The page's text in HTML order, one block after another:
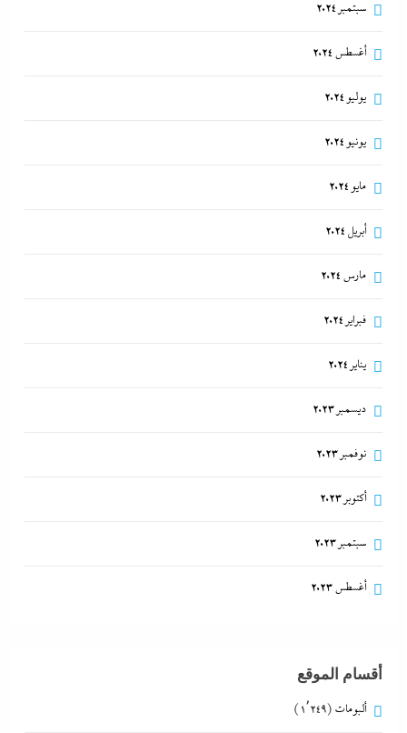
سبتمبر 2024
أغسطس 2024
يوليو 2024
يونيو 2024
مايو 2024
أبريل 2024
مارس 2024
فبراير 2024
يناير 2024
ديسمبر 2023
نوفمبر 2023
أكتوبر 2023
سبتمبر 2023
أغسطس 2023
أقسام الموقع
ألبومات (1٬249)